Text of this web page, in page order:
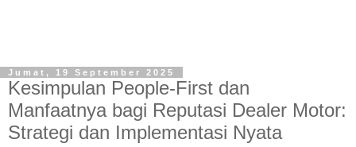
Jumat, 19 September 2025
Kesimpulan People-First dan
Manfaatnya bagi Reputasi Dealer Motor:
Strategi dan Implementasi Nyata